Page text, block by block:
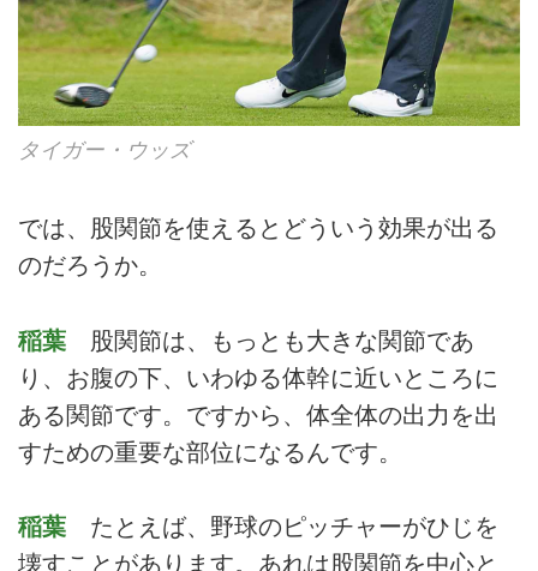
タイガー・ウッズ
では、股関節を使えるとどういう効果が出る
のだろうか。
稲葉 股関節は、もっとも大きな関節であ
り、お腹の下、いわゆる体幹に近いところに
ある関節です。ですから、体全体の出力を出
すための重要な部位になるんです。
稲葉 たとえば、野球のピッチャーがひじを
壊すことがあります。あれは股関節を中心と